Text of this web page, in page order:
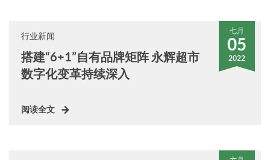
七月
05
2022
行业新闻
搭建“6+1”自有品牌矩阵 永辉超市
数字化变革持续深入
阅读全文